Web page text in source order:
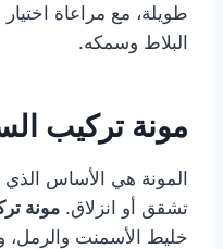
طويلة، مع مراعاة
البلاط وسمكه.
مونة تركيب
المونة هي الأساس الذي
تشقق أو انزلاق. مونة
خليط الأسمنت والرمل،